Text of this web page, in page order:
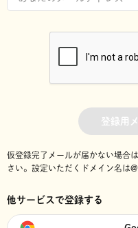
登録用
仮登録完了メールが届かない場合
さい。 設定いただくドメイン名は
他サービスで登録する